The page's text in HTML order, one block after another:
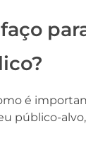
é
público-